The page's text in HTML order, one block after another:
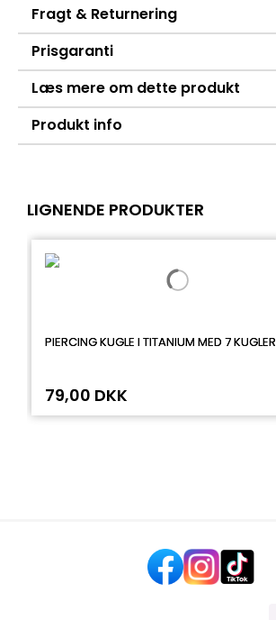
Fragt & Returnering
Prisgaranti
Læs mere om dette produkt
Produkt info
LIGNENDE PRODUKTER
PIERCING KUGLE I TITANIUM MED 7 KUGLER
79,00 DKK